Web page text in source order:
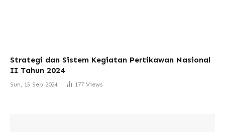
Strategi dan Sistem Kegiatan Pertikawan Nasional
II Tahun 2024
Sun, 15 Sep 2024 177 Views